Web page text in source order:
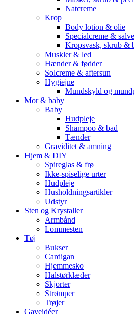
Natcreme
Krop
Body lotion & olie
Specialcreme & salve
Kropsvask, skrub &
Muskler & led
Hænder & fødder
Solcreme & aftersun
Hygiejne
Mundskyld og
Mor & baby
Baby
Hudpleje
Shampoo & bad
Tænder
Graviditet & amning
Hjem & DIY
Spireglas & frø
Ikke-spiselige urter
Hudpleje
Husholdningsartikler
Udstyr
Sten og Krystaller
Armbånd
Lommesten
Tøj
Bukser
Cardigan
Hjemmesko
Halstørklæder
Skjorter
Strømper
Trøjer
Gaveidéer